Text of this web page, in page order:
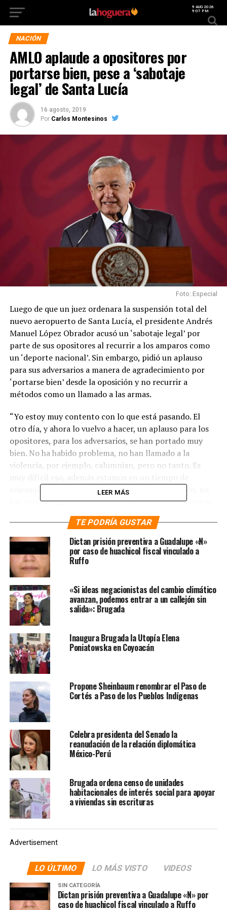
9 AUG 2026
9:07 PM
NACIÓN
AMLO aplaude a opositores por
portarse bien, pese a ‘sabotaje
legal’ de Santa Lucía
16 agosto, 2019
Por Carlos Montesinos
Foto: Especial
Luego de que un juez ordenara la suspensión total del
nuevo aeropuerto de Santa Lucía, el presidente Andrés
Manuel López Obrador acusó un ‘sabotaje legal’ por
parte de sus opositores al recurrir a los amparos como
un ‘deporte nacional’. Sin embargo, pidió un aplauso
para sus adversarios a manera de agradecimiento por
‘portarse bien’ desde la oposición y no recurrir a
métodos como un llamado a las armas.
“Yo estoy muy contento con lo que está pasando. El
otro día, y ahora lo vuelvo a hacer, un aplauso para los
opositores, para los adversarios, se han portado muy
bien. No ha habido problema, no han llamado a la
violencia, por ejemplo, calumnian, pero no tanto. Es
reacomodo, esto se tiene que ir dando poco a poco, no
hay receta”, dijo López Obrador durante su conferencia
de prensa matutina en Palacio Nacional.
En este sentido, agradeció que, por más cambios que ha
eliminar la condonación de impuestos o recortar los
privilegios a los altos funcionarios, la oposición no ha
hecho nada al respecto, salvo recurrir a escándalos
como el ‘longanizagate’. Siendo que, en el pasado, se
LEER MÁS
TE PODRÍA GUSTAR
Dictan prisión preventiva a Guadalupe «N»
por caso de huachicol fiscal vinculado a
Ruffo
«Si ideas negacionistas del cambio climático
avanzan, podemos entrar a un callejón sin
salida»: Brugada
Inaugura Brugada la Utopía Elena
Poniatowska en Coyoacán
Propone Sheinbaum renombrar el Paso de
Cortés a Paso de los Pueblos Indígenas
Celebra presidenta del Senado la
reanudación de la relación diplomática
México-Perú
Brugada ordena censo de unidades
habitacionales de interés social para apoyar
a viviendas sin escrituras
Advertisement
LO ÚLTIMO LO MÁS VISTO VIDEOS
SIN CATEGORÍA
Dictan prisión preventiva a Guadalupe «N» por
caso de huachicol fiscal vinculado a Ruffo